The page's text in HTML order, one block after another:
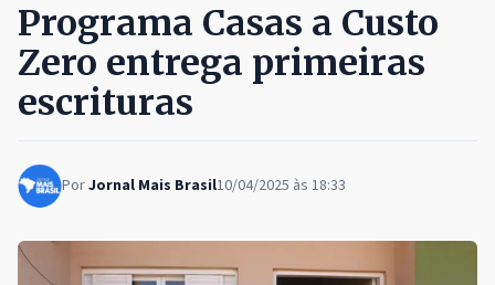
Programa Casas a Custo
Zero entrega primeiras
escrituras
PorJornal Mais Brasil10/04/2025 às 18:33